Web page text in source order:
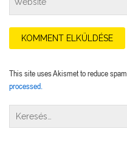
This site uses Akismet to reduce spam.
processed.